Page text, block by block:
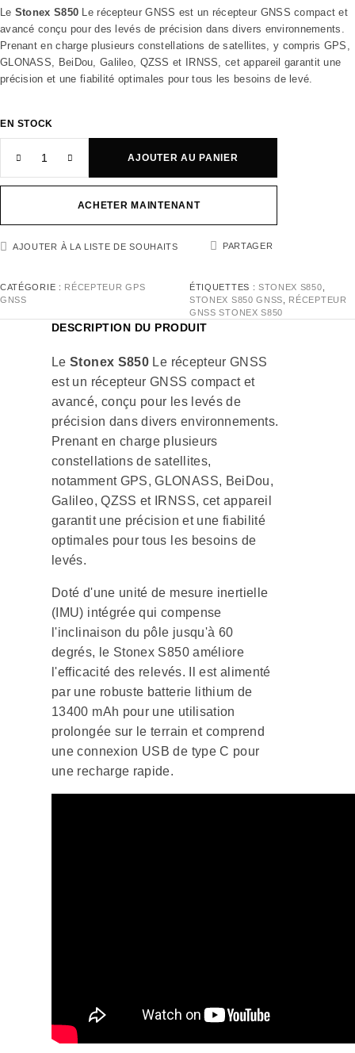
Le Stonex S850 Le récepteur GNSS est un récepteur GNSS compact et
avancé conçu pour des levés de précision dans divers environnements.
Prenant en charge plusieurs constellations de satellites, y compris GPS,
GLONASS, BeiDou, Galileo, QZSS et IRNSS, cet appareil garantit une
précision et une fiabilité optimales pour tous les besoins de levé.
EN STOCK
AJOUTER AU PANIER
ACHETER MAINTENANT
AJOUTER À LA LISTE DE SOUHAITS PARTAGER
CATÉGORIE : RÉCEPTEUR GPS
GNSS
ÉTIQUETTES : STONEX S850
STONEX S850 GNSS
RÉCEPTEUR
GNSS STONEX S850
DESCRIPTION DU PRODUIT
LeStonex S850 Le récepteur GNSS
est un récepteur GNSS compact et
avancé, conçu pour les levés de
précision dans divers environnements.
Prenant en charge plusieurs
constellations de satellites,
notamment GPS, GLONASS, BeiDou,
Galileo, QZSS et IRNSS, cet appareil
garantit une précision et une fiabilité
optimales pour tous les besoins de
levés.
Doté d'une unité de mesure inertielle
(IMU) intégrée qui compense
l'inclinaison du pôle jusqu'à 60
degrés, le Stonex S850 améliore
l'efficacité des relevés. Il est alimenté
par une robuste batterie lithium de
13400 mAh pour une utilisation
prolongée sur le terrain et comprend
une connexion USB de type C pour
une recharge rapide.